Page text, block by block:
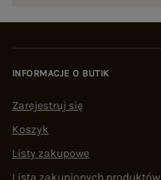
INFORMACJE O BUTIK
Zarejestruj się
Koszyk
Listy zakupowe
Lista zakupionych produktów